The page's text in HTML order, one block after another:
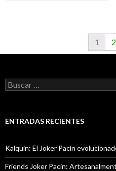
1 2
Buscar:
ENTRADAS RECIENTES
Kalquin: El Joker Pacín
Friends Joker Pacín: